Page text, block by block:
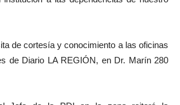
de cortesía y conocimiento a las oficinas
de Diario LA REGIÓN, en Dr. Marín 280